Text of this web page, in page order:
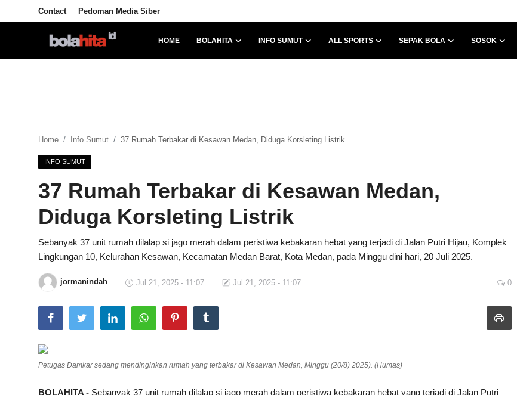
Contact Pedoman Media Siber
HOME BOLAHITA INFO SUMUT ALL SPORTS SEPAK BOLA SOSOK
All Sports
Sportainment
Total Sports
Home Info Sumut 37 Rumah Terbakar di Kesawan Medan, Diduga Korsleting Listrik
INFO SUMUT
37 Rumah Terbakar di Kesawan Medan,
Diduga Korsleting Listrik
Sebanyak 37 unit rumah dilalap si jago merah dalam peristiwa kebakaran hebat yang terjadi di Jalan Putri Hijau, Komplek
Lingkungan 10, Kelurahan Kesawan, Kecamatan Medan Barat, Kota Medan, pada Minggu dini hari, 20 Juli 2025.
jormanindah Jul 21, 2025 - 11:07 Jul 21, 2025 - 11:07 0
Petugas Damkar sedang mendinginkan rumah yang terbakar di Kesawan Medan, Minggu (20/8) 2025). (Humas)
BOLAHITA - Sebanyak 37 unit rumah dilalap si jago merah dalam peristiwa kebakaran hebat yang terjadi di Jalan Putri